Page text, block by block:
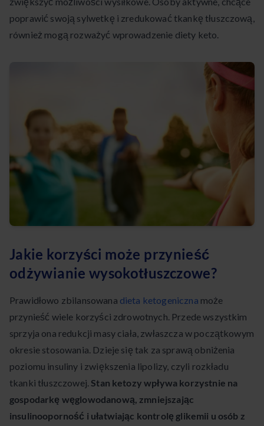
poprawić swoją sylwetkę i zredukować tkankę tłuszczową,
również mogą rozważyć wprowadzenie diety keto.
Jakie korzyści może przynieść
odżywianie wysokotłuszczowe?
Prawidłowo zbilansowana dieta ketogeniczna może
przynieść wiele korzyści zdrowotnych. Przede wszystkim
sprzyja ona redukcji masy ciała, zwłaszcza w początkowym
okresie stosowania. Dzieje się tak za sprawą obniżenia
poziomu insuliny i zwiększenia lipolizy, czyli rozkładu
tkanki tłuszczowej.Stan ketozy wpływa korzystnie na
gospodarkę węglowodanową, zmniejszając
insulinooporność i ułatwiając kontrolę glikemii u osób z